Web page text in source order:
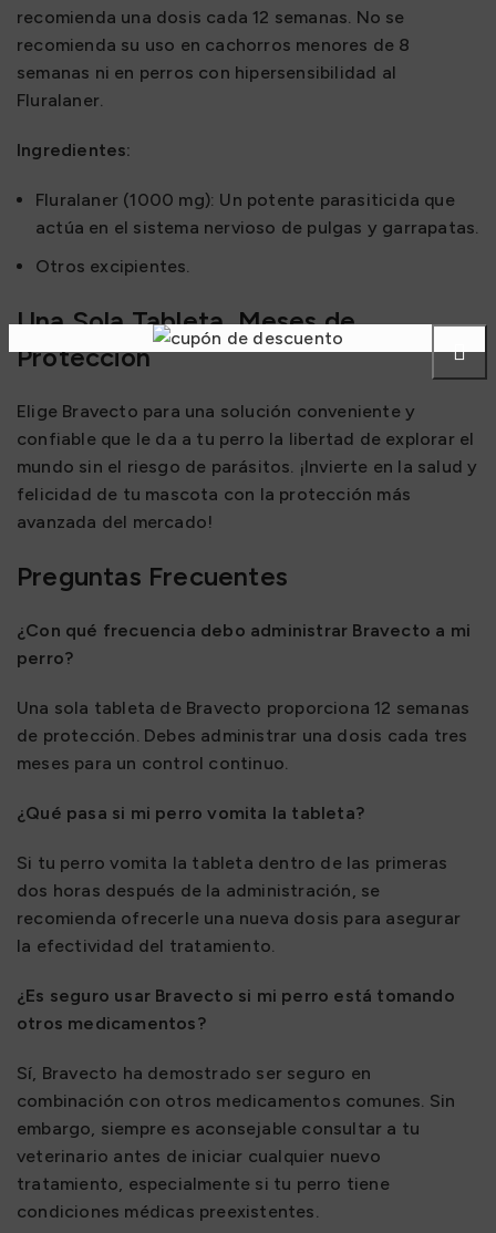
recomienda una dosis cada 12 semanas. No se
recomienda su uso en cachorros menores de 8
semanas ni en perros con hipersensibilidad al
Fluralaner.
Ingredientes:
Fluralaner (1000 mg): Un potente parasiticida que
actúa en el sistema nervioso de pulgas y garrapatas.
Otros excipientes.
Una Sola Tableta, Meses de
Protección
Elige Bravecto para una solución conveniente y
confiable que le da a tu perro la libertad de explorar el
mundo sin el riesgo de parásitos. ¡Invierte en la salud y
felicidad de tu mascota con la protección más
avanzada del mercado!
Preguntas Frecuentes
¿Con qué frecuencia debo administrar Bravecto a mi
perro?
Una sola tableta de Bravecto proporciona 12 semanas
de protección. Debes administrar una dosis cada tres
meses para un control continuo.
¿Qué pasa si mi perro vomita la tableta?
Si tu perro vomita la tableta dentro de las primeras
dos horas después de la administración, se
recomienda ofrecerle una nueva dosis para asegurar
la efectividad del tratamiento.
¿Es seguro usar Bravecto si mi perro está tomando
otros medicamentos?
Sí, Bravecto ha demostrado ser seguro en
combinación con otros medicamentos comunes. Sin
embargo, siempre es aconsejable consultar a tu
veterinario antes de iniciar cualquier nuevo
tratamiento, especialmente si tu perro tiene
condiciones médicas preexistentes.